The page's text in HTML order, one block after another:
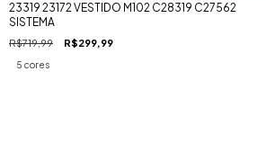
23319 23172 VESTIDO M102 C28319 C27562
SISTEMA
R$719,99 R$299,99
5 cores